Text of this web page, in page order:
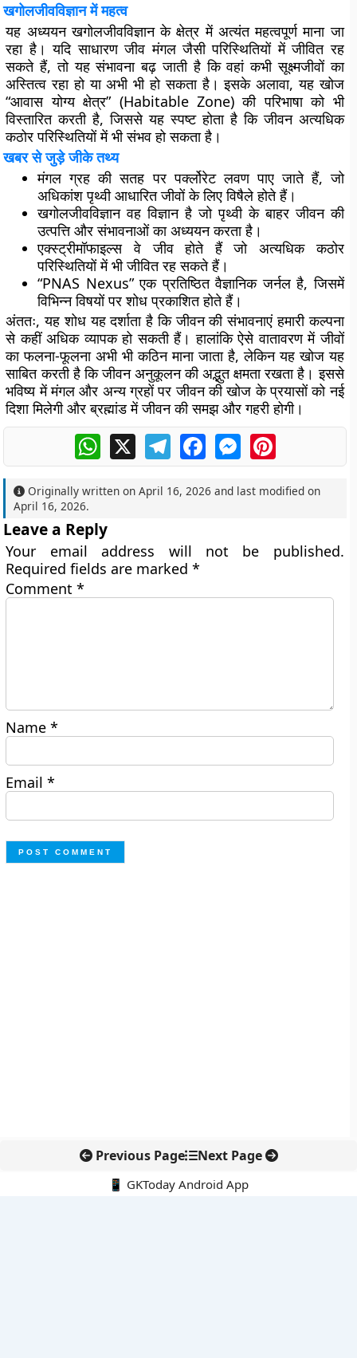
खगोलजीवविज्ञान में महत्व
यह अध्ययन खगोलजीवविज्ञान के क्षेत्र में अत्यंत महत्वपूर्ण माना जा
रहा है। यदि साधारण जीव मंगल जैसी परिस्थितियों में जीवित रह
सकते हैं, तो यह संभावना बढ़ जाती है कि वहां कभी सूक्ष्मजीवों का
अस्तित्व रहा हो या अभी भी हो सकता है। इसके अलावा, यह खोज
“आवास योग्य क्षेत्र” (Habitable Zone) की परिभाषा को भी
विस्तारित करती है, जिससे यह स्पष्ट होता है कि जीवन अत्यधिक
कठोर परिस्थितियों में भी संभव हो सकता है।
खबर से जुड़े जीके तथ्य
मंगल ग्रह की सतह पर पर्क्लोरेट लवण पाए जाते हैं, जो
अधिकांश पृथ्वी आधारित जीवों के लिए विषैले होते हैं।
खगोलजीवविज्ञान वह विज्ञान है जो पृथ्वी के बाहर जीवन की
उत्पत्ति और संभावनाओं का अध्ययन करता है।
एक्स्ट्रीमॉफाइल्स वे जीव होते हैं जो अत्यधिक कठोर
परिस्थितियों में भी जीवित रह सकते हैं।
“PNAS Nexus” एक प्रतिष्ठित वैज्ञानिक जर्नल है, जिसमें
विभिन्न विषयों पर शोध प्रकाशित होते हैं।
अंततः, यह शोध यह दर्शाता है कि जीवन की संभावनाएं हमारी कल्पना
से कहीं अधिक व्यापक हो सकती हैं। हालांकि ऐसे वातावरण में जीवों
का फलना-फूलना अभी भी कठिन माना जाता है, लेकिन यह खोज यह
साबित करती है कि जीवन अनुकूलन की अद्भुत क्षमता रखता है। इससे
भविष्य में मंगल और अन्य ग्रहों पर जीवन की खोज के प्रयासों को नई
दिशा मिलेगी और ब्रह्मांड में जीवन की समझ और गहरी होगी।
WhatsApp
X TelegramFacebookMessengerPinterest
Originally written onApril 16, 2026 and last modified on
April 16, 2026.
Leave a Reply
Your email address will not be published.
Required fields are marked*
Comment*
Name*
Email*
Previous Page Next Page
📱 GKToday Android App